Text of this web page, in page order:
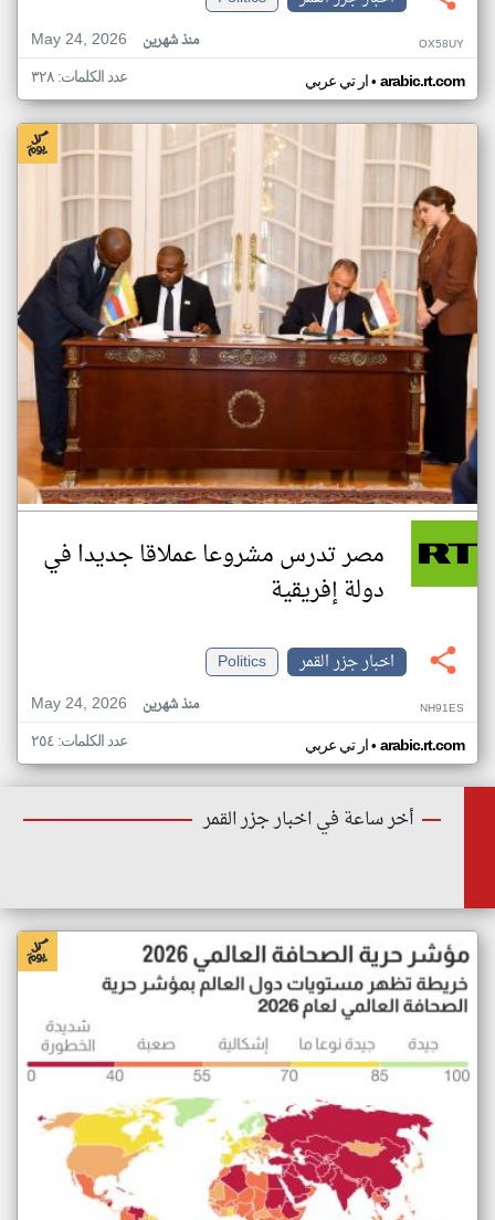
May 24, 2026
منذ شهرين OX58UY
ار تي عربي• arabic.rt.com عدد الكلمات: ٣٢٨
مصر تدرس مشروعا عملاقا جديدا في
دولة إفريقية
اخبار جزر القمر
Politics
May 24, 2026
منذ شهرين NH91ES
ار تي عربي• arabic.rt.com عدد الكلمات: ٢٥٤
أخر ساعة في اخبار جزر القمر